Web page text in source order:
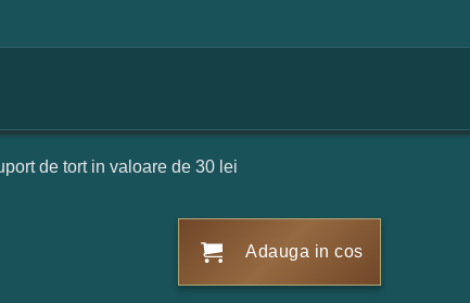
de tort in valoare de 30 lei
Adauga in cos